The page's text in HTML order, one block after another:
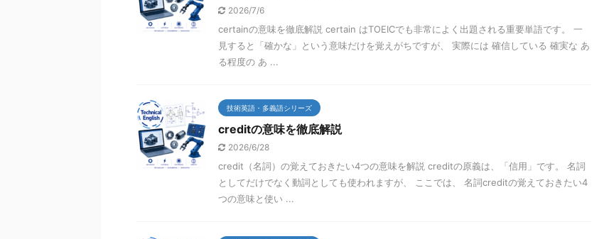
2026/7/6
certainの意味を徹底解説 certain はTOEICでも非常によく出題される重要単語です。 一
見すると「確かな」という意味だけを覚えがちですが、 実際には 確信している 確実な あ
る程度の あ ...
技術英語・多義語シリーズ
creditの意味を徹底解説
2026/6/28
credit（名詞）の覚えておきたい4つの意味を解説 creditの原義は、「信用」です。 名詞
としてだけでなく動詞としても使われますが、 ここでは、 名詞creditの覚えておきたい4
つの意味と使い ...